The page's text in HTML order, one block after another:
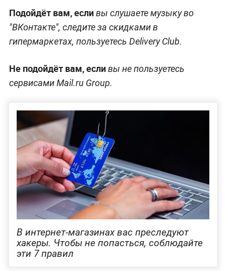
Подойдёт вам, есливы слушаете музыку во
"ВКонтакте", следите за скидками в
гипермаркетах, пользуетесь Delivery Club.
Не подойдёт вам, есливы не пользуетесь
сервисами Mail.ru Group.
В интернет-магазинах вас преследуют
хакеры. Чтобы не попасться, соблюдайте
эти 7 правил